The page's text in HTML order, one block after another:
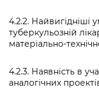
4.2.2. Найвигідніші
туберкульозній
матеріально-
4.2.3. Наявність в
аналогічних